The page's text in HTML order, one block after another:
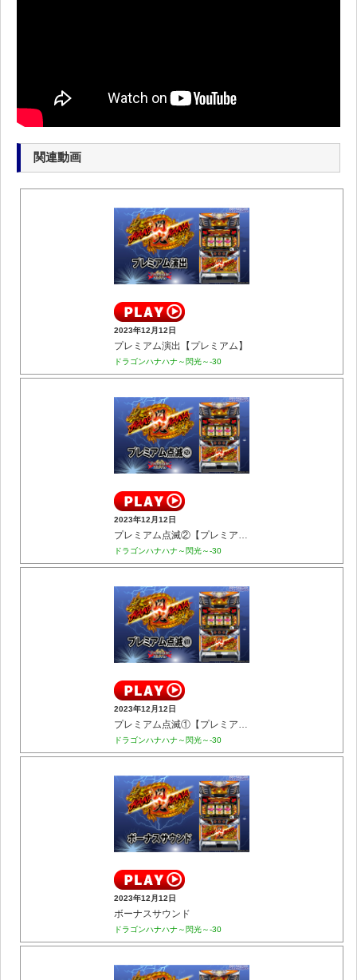
関連動画
2023年12月12日
プレミアム演出【プレミアム】
ドラゴンハナハナ～閃光～-30
2023年12月12日
プレミアム点滅②【プレミアム】
ドラゴンハナハナ～閃光～-30
2023年12月12日
プレミアム点滅①【プレミアム】
ドラゴンハナハナ～閃光～-30
2023年12月12日
ボーナスサウンド
ドラゴンハナハナ～閃光～-30